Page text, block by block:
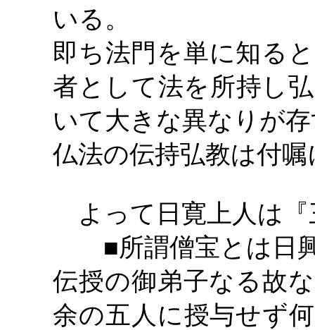
いる。
即ち法門を単に知る
者として法を所持し
いて大きな異なりが
仏法の伝持弘教は付
よって日寛上人は『
■所謂僧宝とは日
伝授の御弟子なる故
余の五人に授与せず